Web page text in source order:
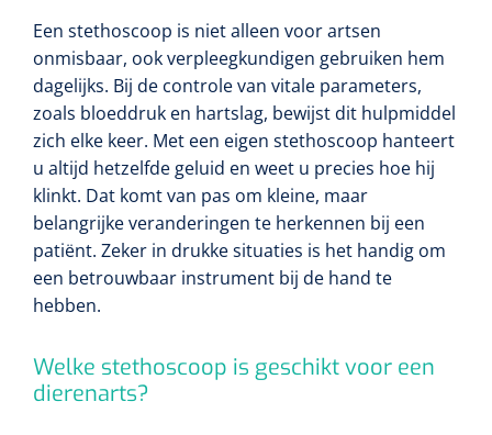
Een stethoscoop is niet alleen voor artsen
onmisbaar, ook verpleegkundigen gebruiken hem
dagelijks. Bij de controle van vitale parameters,
zoals bloeddruk en hartslag, bewijst dit hulpmiddel
zich elke keer. Met een eigen stethoscoop hanteert
u altijd hetzelfde geluid en weet u precies hoe hij
klinkt. Dat komt van pas om kleine, maar
belangrijke veranderingen te herkennen bij een
patiënt. Zeker in drukke situaties is het handig om
een betrouwbaar instrument bij de hand te
hebben.
Welke stethoscoop is geschikt voor een
dierenarts?